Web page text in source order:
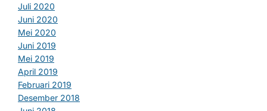
Juli 2020
Juni 2020
Mei 2020
Juni 2019
Mei 2019
April 2019
Februari 2019
Desember 2018